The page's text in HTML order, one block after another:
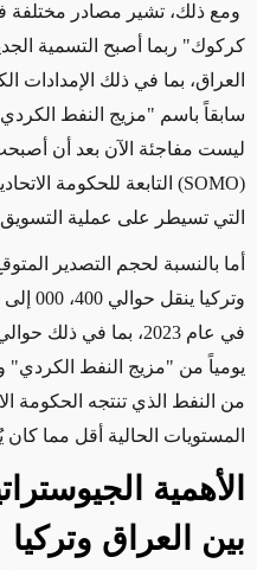
ومع ذلك، تشير مصادر
كركوك" ربما أصبح التسمية
العراق، بما في ذلك الإمدادات
سابقاً باسم "مزيج النفط الكردي
ليست مفاجئة الآن بعد أن
(SOMO)
التابعة للحكومة
التي تسيطر على عملية التسويق
أما بالنسبة لحجم التصدير
من النفط الذي تنتجه الحكومة
المستويات الحالية أقل مما
الأهمية
بين العراق وتركيا